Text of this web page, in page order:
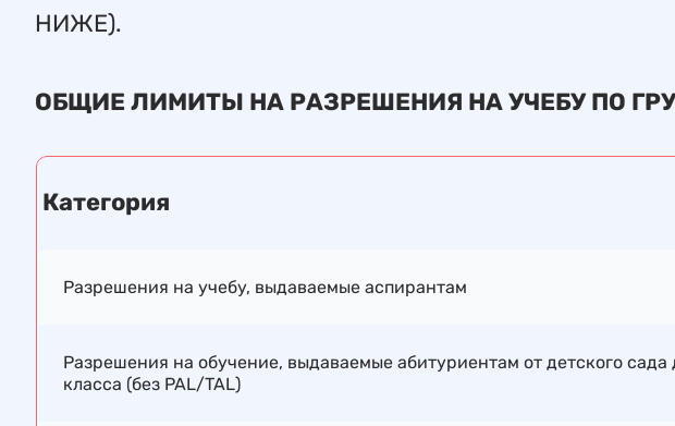
НИЖЕ).
ОБЩИЕ ЛИМИТЫ НА РАЗРЕШЕНИЯ НА УЧЕБУ ПО
Категория
Разрешения на учебу, выдаваемые аспирантам
Разрешения на обучение, выдаваемые абитуриентам от детского сада
класса (без PAL/TAL)